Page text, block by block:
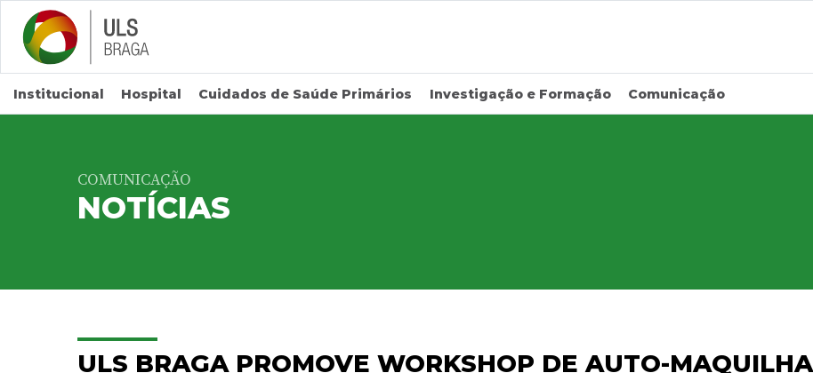
Saltar para conteúdo principal
Institucional Hospital Cuidados de Saúde Primários Investigação e Formação Comunicação
COMUNICAÇÃO
NOTÍCIAS
ULS BRAGA PROMOVE WORKSHOP DE AUTO-